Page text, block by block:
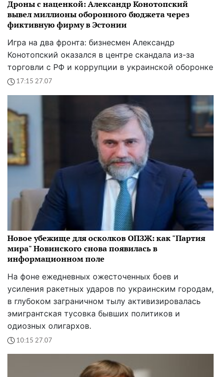
Дроны с наценкой: Александр Конотопский
вывел миллионы оборонного бюджета через
фиктивную фирму в Эстонии
Игра на два фронта: бизнесмен Александр
Конотопский оказался в центре скандала из-за
торговли с РФ и коррупции в украинской оборонке
17:15 27.07
Новое убежище для осколков ОПЗЖ: как "Партия
мира" Новинского снова появилась в
информационном поле
На фоне ежедневных ожесточенных боев и
усиления ракетных ударов по украинским городам,
в глубоком заграничном тылу активизировалась
эмигрантская тусовка бывших политиков и
одиозных олигархов.
10:15 27.07